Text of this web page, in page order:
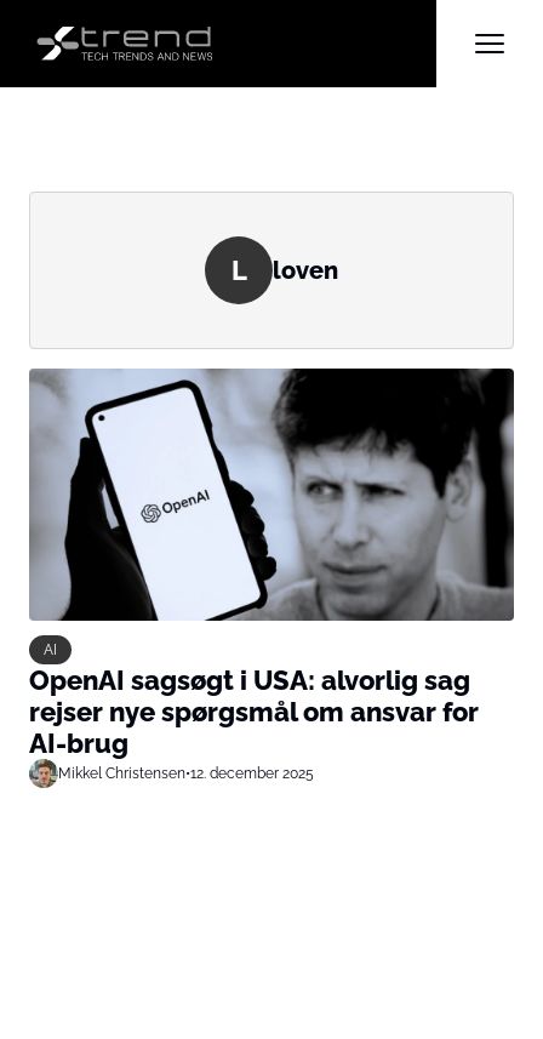
L loven
AI
OpenAI sagsøgt i USA: alvorlig sag
rejser nye spørgsmål om ansvar for
AI-brug
Mikkel Christensen•12. december 2025